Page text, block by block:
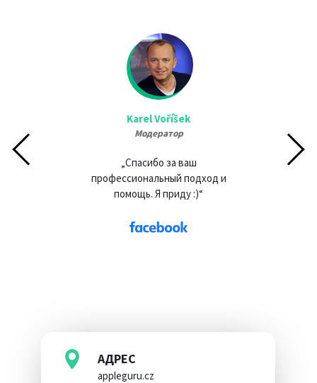
Karel Voříšek
Модератор
„Спасибо за ваш
профессиональный подход и
помощь. Я приду :)“
АДРЕС
appleguru.cz